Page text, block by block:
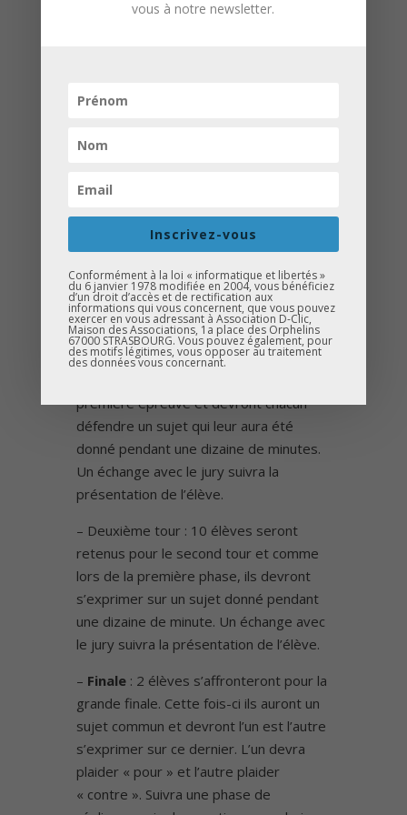
la force de persuasion, le niveau de
Prendre confiance en soi
Étapes du concours
– Formation des élèves : sur une
journée, elle permettra d’expliquer de
manière théorique et pratique ce qu’est
l’éloquence et comment on la travaille.
première épreuve et devront chacun
défendre un sujet qui leur aura été
donné pendant une dizaine de minutes.
Un échange avec le jury suivra la
présentation de l’élève.
– Deuxième tour : 10 élèves seront
retenus pour le second tour et comme
lors de la première phase, ils devront
s’exprimer sur un sujet donné pendant
une dizaine de minute. Un échange avec
le jury suivra la présentation de l’élève.
– Finale : 2 élèves s’affronteront pour la
grande finale. Cette fois-ci ils auront un
sujet commun et devront l’un est l’autre
s’exprimer sur ce dernier. L’un devra
plaider « pour » et l’autre plaider
« contre ». Suivra une phase de
vous à notre newsletter.
Inscrivez-vous
Conformément à la loi « informatique et libertés »
du 6 janvier 1978 modifiée en 2004, vous bénéficiez
d’un droit d’accès et de rectification aux
informations qui vous concernent, que vous pouvez
exercer en vous adressant à Association D-Clic,
Maison des Associations, 1a place des Orphelins
67000 STRASBOURG. Vous pouvez également, pour
des motifs légitimes, vous opposer au traitement
des données vous concernant.